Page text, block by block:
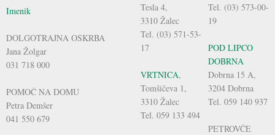
Imenik
DOLGOTRAJNA OSKRBA
Jana Žolgar
031 718 000
POMOČ NA DOMU
Petra Demšer
041 550 679
Tesla 4,
3310 Žalec
Tel. (03) 571-53-
17
VRTNICA,
Tomšičeva 1,
3310 Žalec
Tel. 059 133 494
Tel. (03) 573-00-
19
POD LIPCO
DOBRNA
Dobrna 15 A,
3204 Dobrna
Tel. 059 140 937
PETROVČE